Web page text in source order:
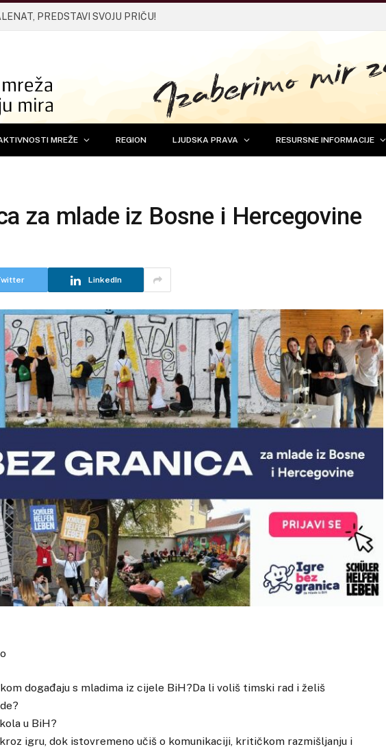
PREDSTAVI SVOJU PRIČU!
MREŽE REGION LJUDSKA PRAVA RESURSNE INFORMACIJE
za mlade iz Bosne i Hercegovine
LinkedIn
događaju s mladima iz cijele BiH?Da li voliš timski rad i želiš
u BiH?
igru, dok istovremeno učiš o komunikaciji, kritičkom razmišljanju i